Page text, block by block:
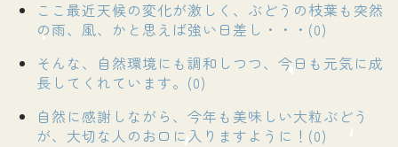
ここ最近天候の変化が激しく、ぶどうの枝葉も突然
の雨、風、かと思えば強い日差し・・・(0)
そんな、自然環境にも調和しつつ、今日も元気に成
長してくれています。(0)
自然に感謝しながら、今年も美味しい大粒ぶどう
が、大切な人のお口に入りますように！(0)